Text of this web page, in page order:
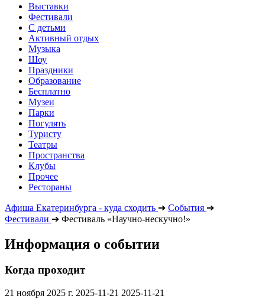
Выставки
Фестивали
С детьми
Активный отдых
Музыка
Шоу
Праздники
Образование
Бесплатно
Музеи
Парки
Погулять
Туристу
Театры
Пространства
Клубы
Прочее
Рестораны
Афиша Екатеринбурга - куда сходить ➔ События ➔
Фестивали ➔ Фестиваль «Научно-нескучно!»
Информация о событии
Когда проходит
21 ноября 2025 г. 2025-11-21 2025-11-21